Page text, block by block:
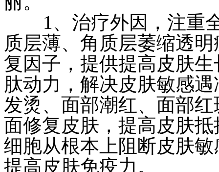
1、治疗外因，注重全
质层薄、角质层萎缩透
复因子，提供提高皮肤
肽动力，解决皮肤敏感
发烫、面部潮红、面部
面修复皮肤，提高皮肤
细胞从根本上阻断皮肤
提高皮肤免疫力。